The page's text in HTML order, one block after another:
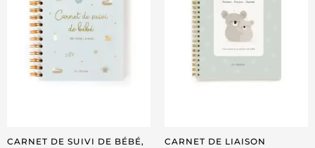
CARNET DE SUIVI DE BÉBÉ,
CARNET DE LIAISON